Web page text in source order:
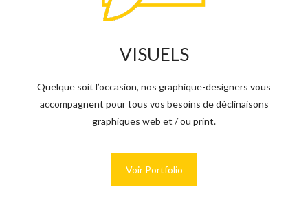
VISUELS
Quelque soit l’occasion, nos graphique-designers vous
accompagnent pour tous vos besoins de déclinaisons
graphiques web et / ou print.
Voir Portfolio